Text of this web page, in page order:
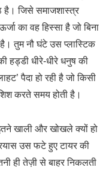
जिसे समाजशास्त्र
का वह हिस्सा है जो बिना
है। तुम नौ घंटे उस प्लास्टिक
हड्डी धीरे-धीरे धनुष की
पैदा हो रही है जो किसी
करते समय होती है।
खाली और खोखले क्यों हो
उस फटे हुए टायर की
ही तेज़ी से बाहर निकलती